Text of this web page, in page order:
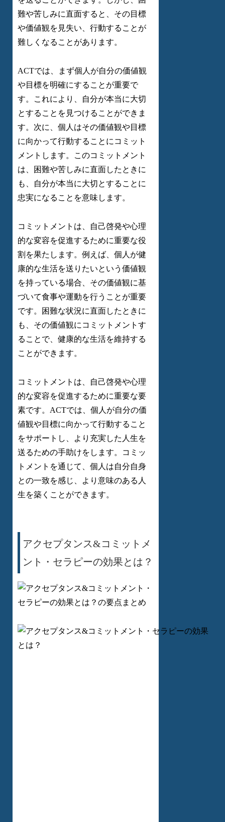
難や苦しみに直面すると、その目標
や価値観を見失い、行動することが
難しくなることがあります。
ACTでは、まず個人が自分の価値観
や目標を明確にすることが重要で
す。これにより、自分が本当に大切
とすることを見つけることができま
す。次に、個人はその価値観や目標
に向かって行動することにコミット
メントします。このコミットメント
は、困難や苦しみに直面したときに
も、自分が本当に大切とすることに
忠実になることを意味します。
コミットメントは、自己啓発や心理
的な変容を促進するために重要な役
割を果たします。例えば、個人が健
康的な生活を送りたいという価値観
を持っている場合、その価値観に基
づいて食事や運動を行うことが重要
です。困難な状況に直面したときに
も、その価値観にコミットメントす
ることで、健康的な生活を維持する
ことができます。
コミットメントは、自己啓発や心理
的な変容を促進するために重要な要
素です。ACTでは、個人が自分の価
値観や目標に向かって行動すること
をサポートし、より充実した人生を
送るための手助けをします。コミッ
トメントを通じて、個人は自分自身
との一致を感じ、より意味のある人
生を築くことができます。
アクセプタンス&コミットメ
ント・セラピーの効果とは？